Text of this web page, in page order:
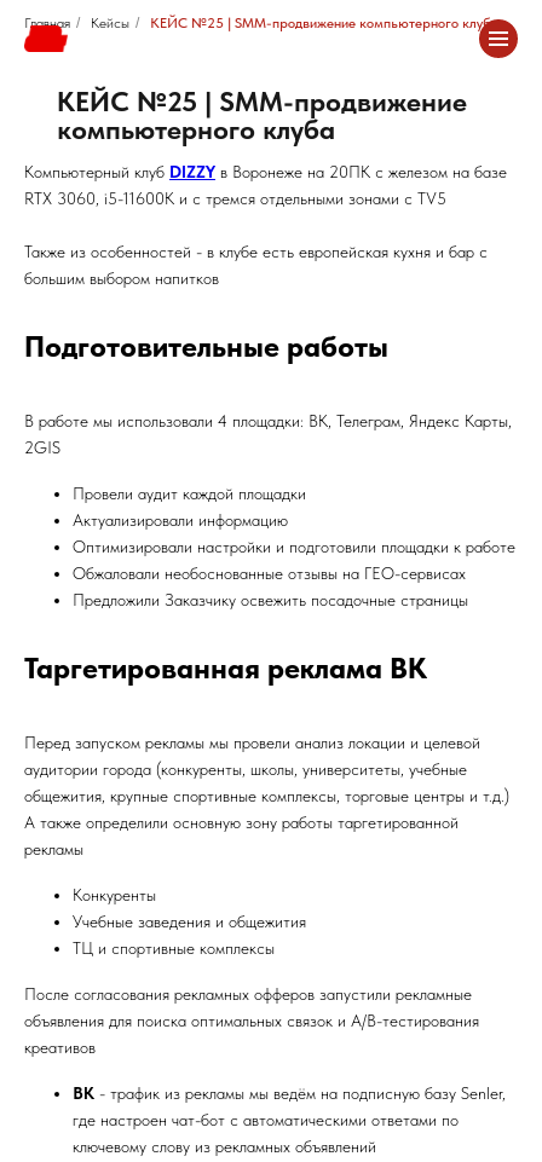
Главная / Кейсы / КЕЙС №25 | SMM-продвижение компьютерного клуба
КЕЙС №25 | SMM-продвижение
компьютерного клуба
Компьютерный клуб DIZZY в Воронеже на 20ПК с железом на базе
RTX 3060, i5-11600K и с тремся отдельными зонами с TV5
Также из особенностей - в клубе есть европейская кухня и бар с
большим выбором напитков
Подготовительные работы
В работе мы использовали 4 площадки: ВК, Телеграм, Яндекс Карты,
2GIS
Провели аудит каждой площадки
Актуализировали информацию
Оптимизировали настройки и подготовили площадки к работе
Обжаловали необоснованные отзывы на ГЕО-сервисах
Предложили Заказчику освежить посадочные страницы
Таргетированная реклама ВК
Перед запуском рекламы мы провели анализ локации и целевой
аудитории города (конкуренты, школы, университеты, учебные
общежития, крупные спортивные комплексы, торговые центры и т.д.)
А также определили основную зону работы таргетированной
рекламы
Конкуренты
Учебные заведения и общежития
ТЦ и спортивные комплексы
После согласования рекламных офферов запустили рекламные
объявления для поиска оптимальных связок и А/В-тестирования
креативов
ВК - трафик из рекламы мы ведём на подписную базу Senler,
где настроен чат-бот с автоматическими ответами по
ключевому слову из рекламных объявлений